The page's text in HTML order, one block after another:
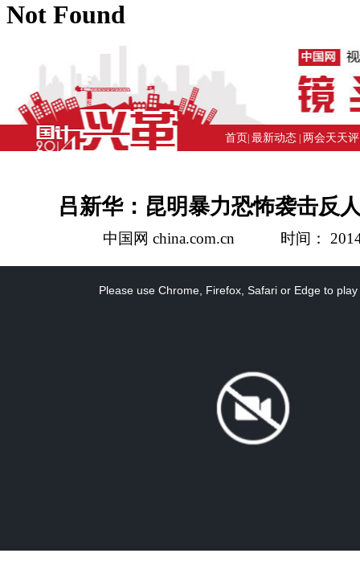
首页 最新动态 两会天天评
吕新华：昆明暴力恐怖袭击反
中国网 china.com.cn 时间：
Please use Chrome, Firefox, Safari or Edge to